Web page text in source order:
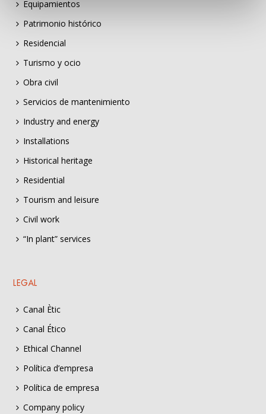
Equipamientos
Patrimonio histórico
Residencial
Turismo y ocio
Obra civil
Servicios de mantenimiento
Industry and energy
Installations
Historical heritage
Residential
Tourism and leisure
Civil work
“In plant” services
LEGAL
Canal Ètic
Canal Ético
Ethical Channel
Política d’empresa
Política de empresa
Company policy